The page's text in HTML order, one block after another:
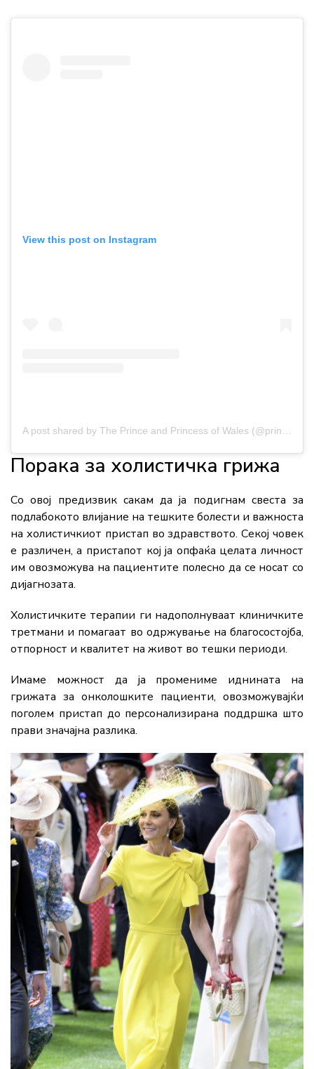
View this post on Instagram
A post shared by The Prince and Princess of Wales (@princeandprincessofwales)
Порака за холистичка грижа
Со овој предизвик сакам да ја подигнам свеста за
подлабокото влијание на тешките болести и важноста
на холистичкиот пристап во здравството. Секој човек
е различен, а пристапот кој ја опфаќа целата личност
им овозможува на пациентите полесно да се носат со
дијагнозата.
Холистичките терапии ги надополнуваат клиничките
третмани и помагаат во одржување на благосостојба,
отпорност и квалитет на живот во тешки периоди.
Имаме можност да ја промениме иднината на
грижата за онколошките пациенти, овозможувајќи
поголем пристап до персонализирана поддршка што
прави значајна разлика.